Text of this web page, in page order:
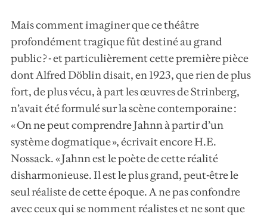
Mais comment imaginer que ce théâtre
profondément tragique fût destiné au grand
public ? - et particulièrement cette première pièce
dont Alfred Döblin disait, en 1923, que rien de plus
fort, de plus vécu, à part les œuvres de Strinberg,
n’avait été formulé sur la scène contemporaine :
« On ne peut comprendre Jahnn à partir d’un
système dogmatique », écrivait encore H.E.
Nossack. « Jahnn est le poète de cette réalité
disharmonieuse. Il est le plus grand, peut-être le
seul réaliste de cette époque. A ne pas confondre
avec ceux qui se nomment réalistes et ne sont que